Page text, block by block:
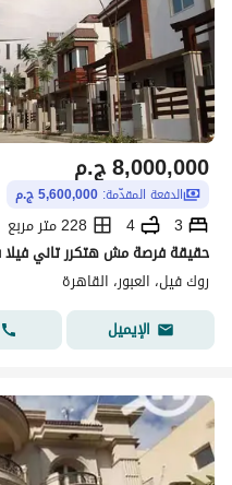
ج.م8,000,000
الدفعة المقدّمة: 5,600,000 ج.م
3
4
228 متر مربع
روك فيل، العبور، القاهرة
الإيميل